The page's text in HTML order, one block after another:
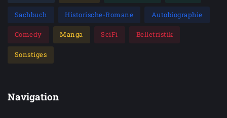
Sachbuch Historische-Romane Autobiographie
Comedy Manga SciFi Belletristik
Sonstiges
Navigation